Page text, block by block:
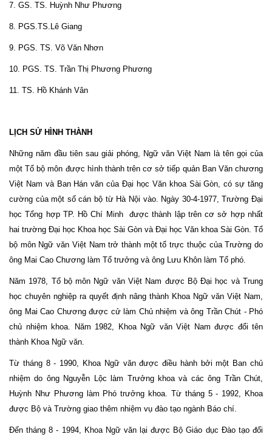
7. GS. TS. Huỳnh Như Phương
8. PGS.TS.Lê Giang
9. PGS. TS. Võ Văn Nhơn
10. PGS. TS. Trần Thị Phương Phương
11. TS. Hồ Khánh Vân
LỊCH SỬ HÌNH THÀNH
Những năm đầu tiên sau giải phóng, Ngữ văn Việt Nam là tên gọi của
một Tổ bộ môn được hình thành trên cơ sở tiếp quản Ban Văn chương
Việt Nam và Ban Hán văn của Đại học Văn khoa Sài Gòn, có sự tăng
cường của một số cán bộ từ Hà Nội vào. Ngày 30-4-1977, Trường Đại
học Tổng hợp TP. Hồ Chí Minh được thành lập trên cơ sở hợp nhất
hai trường Đại học Khoa học Sài Gòn và Đại học Văn khoa Sài Gòn. Tổ
bộ môn Ngữ văn Việt Nam trở thành một tổ trực thuộc của Trường do
ông Mai Cao Chương làm Tổ trưởng và ông Lưu Khôn làm Tổ phó.
Năm 1978, Tổ bộ môn Ngữ văn Việt Nam được Bộ Đại học và Trung
học chuyên nghiệp ra quyết định nâng thành Khoa Ngữ văn Việt Nam,
ông Mai Cao Chương được cử làm Chủ nhiệm và ông Trần Chút - Phó
chủ nhiệm khoa. Năm 1982, Khoa Ngữ văn Việt Nam được đổi tên
thành Khoa Ngữ văn.
Từ tháng 8 - 1990, Khoa Ngữ văn được điều hành bởi một Ban chủ
nhiệm do ông Nguyễn Lộc làm Trưởng khoa và các ông Trần Chút,
Huỳnh Như Phương làm Phó trưởng khoa. Từ tháng 5 - 1992, Khoa
được Bộ và Trường giao thêm nhiệm vụ đào tạo ngành Báo chí.
Đến tháng 8 - 1994, Khoa Ngữ văn lại được Bộ Giáo dục Đào tạo đổi